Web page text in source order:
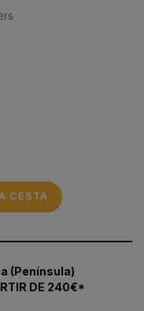
CESTA
(Península)
DE 240€*